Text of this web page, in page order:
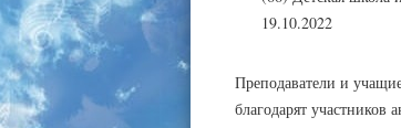
19.10.2022
Преподаватели и
благодарят